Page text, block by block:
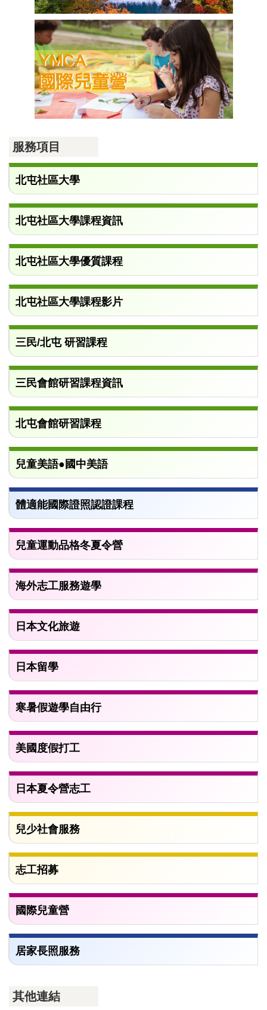
服務項目
北屯社區大學
北屯社區大學課程資訊
北屯社區大學優質課程
北屯社區大學課程影片
三民/北屯 研習課程
三民會館研習課程資訊
北屯會館研習課程
兒童美語●國中美語
體適能國際證照認證課程
兒童運動品格冬夏令營
海外志工服務遊學
日本文化旅遊
日本留學
寒暑假遊學自由行
美國度假打工
日本夏令營志工
兒少社會服務
志工招募
國際兒童營
居家長照服務
其他連結